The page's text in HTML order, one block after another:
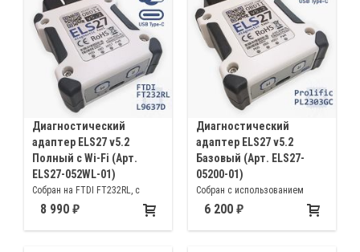
авторами благодаря
расширенным функциям и
совместимости, с
автомобилями марки Форд
Type-A (также как в v5.0).
Диагностический
адаптер ELS27 v5.2
Полный с Wi-Fi (Арт.
ELS27-052WL-01)
Собран на FTDI FT232RL, с
микросхемой L9637D, с
8 990
Диагностический
адаптер ELS27 v5.2
Базовый (Арт. ELS27-
05200-01)
Собран с использованием
Prolific PL2303GC и без
6 200